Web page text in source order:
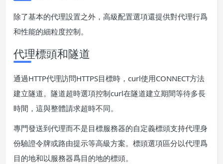
除了基本的代理設置之外，高級配置選項還提供對代理行爲
和性能的細粒度控制。
代理標頭和隧道
通過HTTP代理訪問HTTPS目標時，curl使用CONNECT方法
建立隧道。隧道超時選項控制curl在隧道建立期間等待多長
時間，這與整體請求超時不同。
專門發送到代理而不是目標服務器的自定義標頭支持代理身
份驗證令牌或路由提示等高級方案。標頭選項區分以代理爲
目的地和以服務器爲目的地的標頭。